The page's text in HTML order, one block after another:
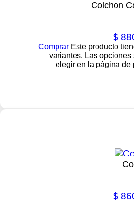
Colchon
$
Comprar Este producto
variantes. Las opciones
elegir en la página de
$